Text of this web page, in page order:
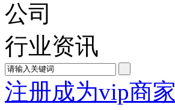
公司
行业资讯
注册成为vip商家